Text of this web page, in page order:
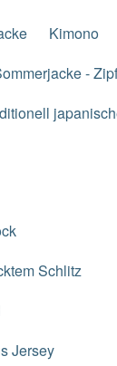
Kimono
-
Schlitz
Jersey